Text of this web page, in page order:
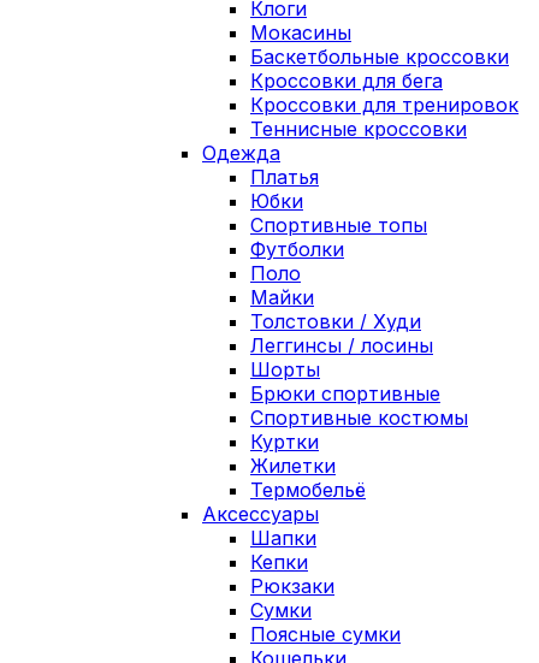
Клоги
Мокасины
Баскетбольные кроссовки
Кроссовки для бега
Кроссовки для тренировок
Теннисные кроссовки
Одежда
Платья
Юбки
Спортивные топы
Футболки
Поло
Майки
Толстовки / Худи
Леггинсы / лосины
Шорты
Брюки спортивные
Спортивные костюмы
Куртки
Жилетки
Термобельё
Аксессуары
Шапки
Кепки
Рюкзаки
Сумки
Поясные сумки